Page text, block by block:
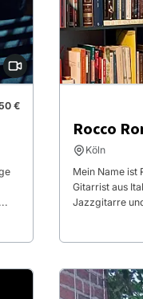
€
Rocco
Köln
Mein Name ist
Gitarrist aus
Jazzgitarre